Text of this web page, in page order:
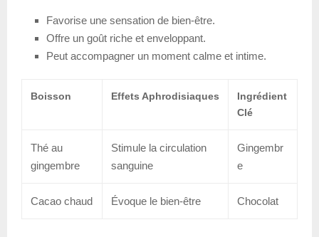
Favorise une sensation de bien-être.
Offre un goût riche et enveloppant.
Peut accompagner un moment calme et intime.
Boisson Effets Aphrodisiaques
Ingrédient
Clé
Thé au
gingembre
Stimule la circulation
sanguine
Gingembr
e
Cacao chaud Évoque le bien-être Chocolat